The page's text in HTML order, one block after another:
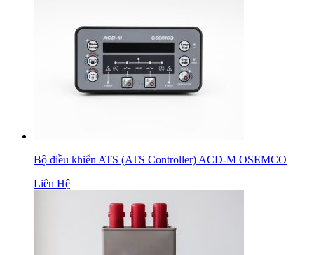
Bộ điều khiển ATS (ATS Controller) ACD-M OSEMCO
Liên Hệ